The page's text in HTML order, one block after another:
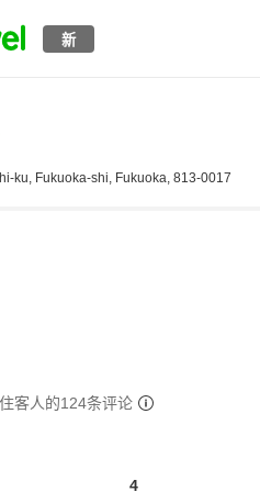
新
ku, Fukuoka-shi, Fukuoka, 813-0017
客人的124条评论
4